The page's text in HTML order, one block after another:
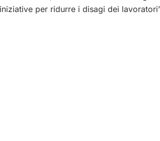
per ridurre i disagi dei